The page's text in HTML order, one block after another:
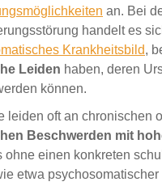
an. Bei
handelt es
Krankheitsbild,
Leiden haben, deren
können.
leiden oft an chronischen
Beschwerden mit
ohne einen konkreten
etwa